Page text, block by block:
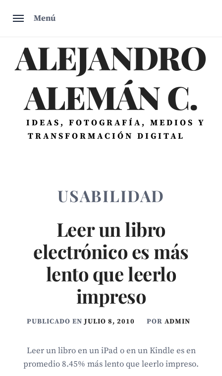
Menú
ALEJANDRO
ALEMÁN C.
IDEAS, FOTOGRAFÍA, MEDIOS Y
TRANSFORMACIÓN DIGITAL
USABILIDAD
Leer un libro
electrónico es más
lento que leerlo
impreso
PUBLICADO ENJULIO 8, 2010 POR ADMIN
Leer un libro en un iPad o en un Kindle es en
promedio 8.45% más lento que leerlo impreso.